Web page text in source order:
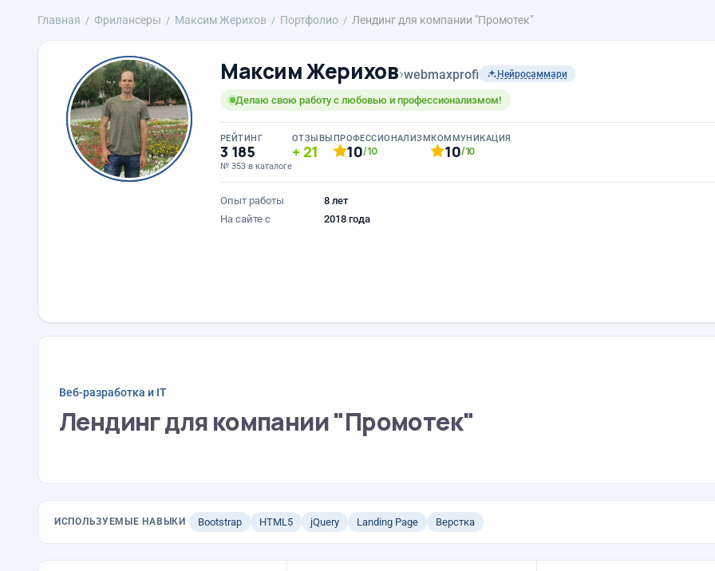
Главная Фрилансеры Максим Жерихов Портфолио Лендинг для компании "Промотек"
Максим Жерихов›webmaxprofi Нейросаммари
Делаю свою работу с любовью и профессионализмом!
РЕЙТИНГ
3 185
№ 353 в каталоге
ОТЗЫВЫ
21
ПРОФЕССИОНАЛИЗМ
10/10
КОММУНИКАЦИЯ
10/10
Опыт работы
8 лет
На сайте с
2018 года
Веб-разработка и IT
Лендинг для компании "Промотек"
ИСПОЛЬЗУЕМЫЕ НАВЫКИ Bootstrap HTML5 jQuery Landing Page Верстка